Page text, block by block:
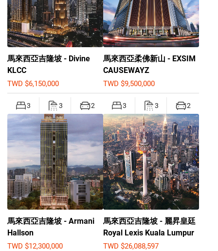
馬來西亞吉隆坡 - Divine
KLCC
TWD $6,150,000
3 3 2
馬來西亞柔佛新山 - EXSIM
CAUSEWAYZ
TWD $9,500,000
3 3 2
馬來西亞吉隆坡 - Armani
Hallson
TWD $12,300,000
馬來西亞吉隆坡 - 麗昇皇廷
Royal Lexis Kuala Lumpur
TWD $26,088,597